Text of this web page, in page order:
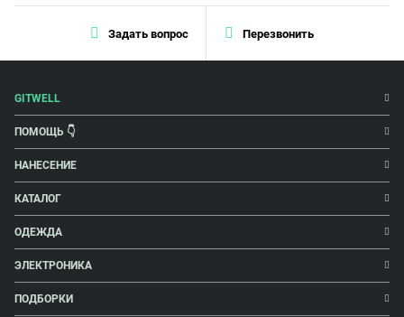
Задать вопрос Перезвонить
GITWELL
ПОМОЩЬ 👇
НАНЕСЕНИЕ
КАТАЛОГ
ОДЕЖДА
ЭЛЕКТРОНИКА
ПОДБОРКИ